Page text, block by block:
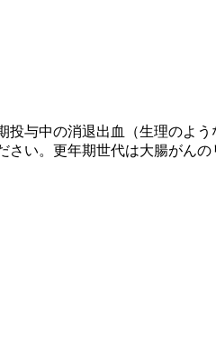
与中の消退出血（生理のよ
い。更年期世代は大腸がん